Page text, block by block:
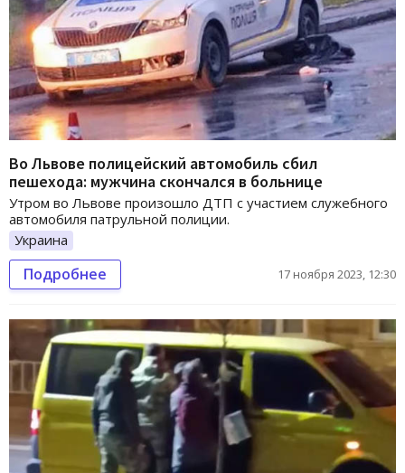
Во Львове полицейский автомобиль сбил
пешехода: мужчина скончался в больнице
Утром во Львове произошло ДТП с участием служебного
автомобиля патрульной полиции.
Украина
Подробнее 17 ноября 2023, 12:30